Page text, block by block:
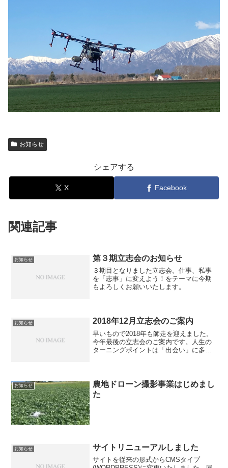
お知らせ
シェアする
X Facebook
関連記事
お知らせ 第３期立志会のお知らせ
３期目となりました立志会。仕事、私事
を「志事」に変えよう！をテーマに今期
もよろしくお願いいたします。
お知らせ 2018年12月立志会のご案内
早いもので2018年も師走を迎えました。
今年最後の立志会のご案内です。人生の
ターニングポイントは「出会い」に多く
業大学 ...
お知らせ
農地ドローン撮影事業はじめまし
た
お知らせ サイトリニューアルしました
サイトを従来の形式からCMSタイプ